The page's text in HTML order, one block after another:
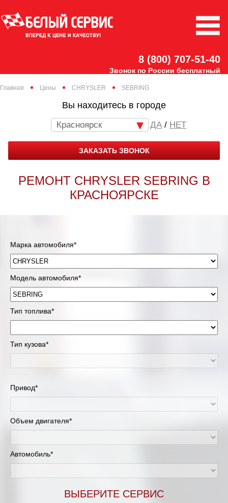
8 (800) 707-51-40
Звонок по России бесплатный
Главная Цены CHRYSLER SEBRING
Вы находитесь в городе
Красноярск / НЕТ
ЗАКАЗАТЬ ЗВОНОК
РЕМОНТ CHRYSLER SEBRING В
КРАСНОЯРСКЕ
Марка автомобиля*
Модель автомобиля*
Тип топлива*
Тип кузова*
Привод*
Объем двигателя*
Автомобиль*
ВЫБЕРИТЕ СЕРВИС